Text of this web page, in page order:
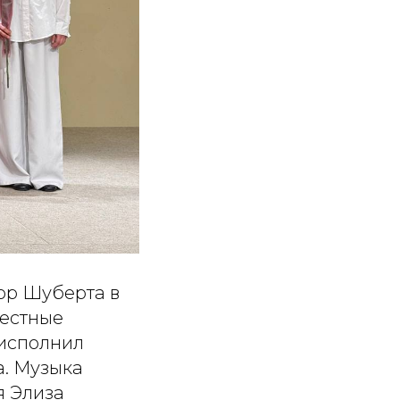
Шуберта в
Музыка
Элиза